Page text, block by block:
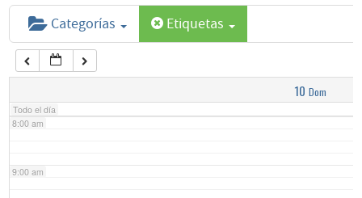
Categorías Etiquetas
10 Dom
Todo el día
6:00 am
7:00 am
8:00 am
9:00 am